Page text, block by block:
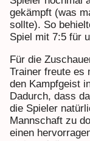
gekämpft (was
sollte). So
Spiel mit 7:5 für
Für die
Trainer freute es
den Kampfgeist
Dadurch, dass
die Spieler
Mannschaft zu
einen